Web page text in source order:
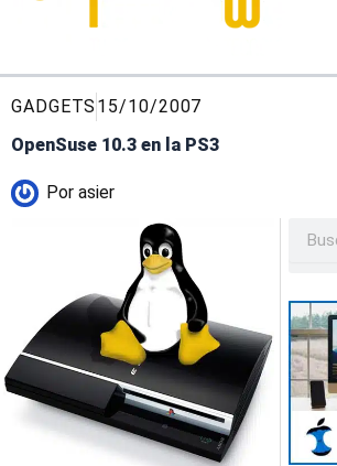
GADGETS 15/10/2007
OpenSuse 10.3 en la PS3
Por asier